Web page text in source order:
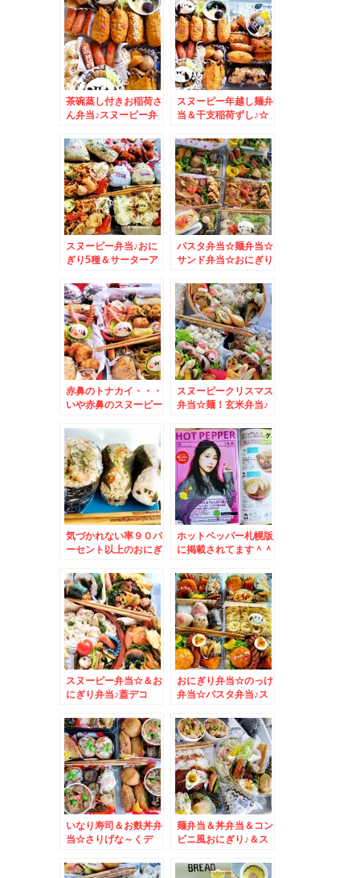
茶碗蒸し付きお稲荷さ
ん弁当♪スヌーピー弁
スヌーピー年越し麺弁
当＆干支稲荷ずし♪☆
スヌーピー弁当♪おに
ぎり5種＆サーターア
パスタ弁当☆麺弁当☆
サンド弁当☆おにぎり
赤鼻のトナカイ・・・
いや赤鼻のスヌーピー
スヌーピークリスマス
弁当☆麺！玄米弁当♪
気づかれない率９０パ
ーセント以上のおにぎ
#SASARU
ホットペッパー札幌版
に掲載されてます＾＾
ッツォ
スヌーピー弁当☆＆お
にぎり弁当♪蓋デコ
おにぎり弁当☆のっけ
弁当☆パスタ弁当♪ス
アンパンマン簡単恵方
巻
いなり寿司＆お麩丼弁
当☆さりげな～くデ
ぁ・・・・
麺弁当＆丼弁当＆コン
ビニ風おにぎり♪＆ス
ブラウン編♪